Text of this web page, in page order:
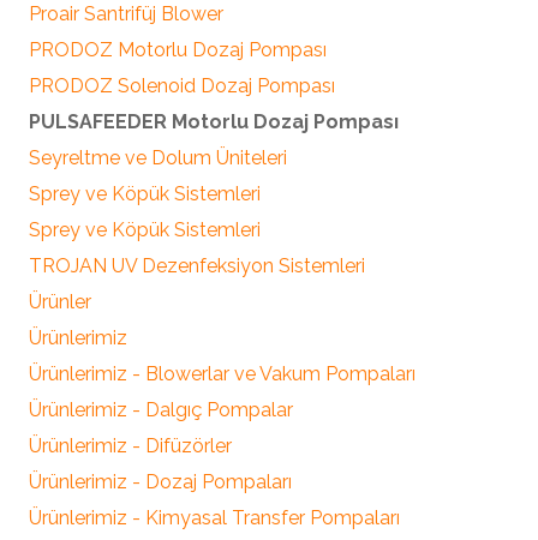
Proair Santrifüj Blower
PRODOZ Motorlu Dozaj Pompası
PRODOZ Solenoid Dozaj Pompası
PULSAFEEDER Motorlu Dozaj Pompası
Seyreltme ve Dolum Üniteleri
Sprey ve Köpük Sistemleri
Sprey ve Köpük Sistemleri
TROJAN UV Dezenfeksiyon Sistemleri
Ürünler
Ürünlerimiz
Ürünlerimiz - Blowerlar ve Vakum Pompaları
Ürünlerimiz - Dalgıç Pompalar
Ürünlerimiz - Difüzörler
Ürünlerimiz - Dozaj Pompaları
Ürünlerimiz - Kimyasal Transfer Pompaları